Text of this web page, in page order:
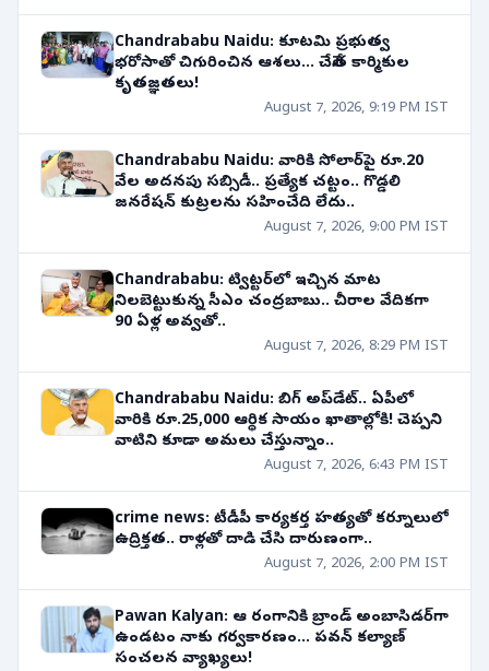
Chandrababu Naidu: కూటమి ప్రభుత్వ
భరోసాతో చిగురించిన ఆశలు... చేనేత కార్మికుల
కృతజ్ఞతలు!
August 7, 2026, 9:19 PM IST
Chandrababu Naidu: వారికి సోలార్‌పై రూ.20
వేల అదనపు సబ్సిడీ.. ప్రత్యేక చట్టం.. గొడ్డలి
జనరేషన్ కుట్రలను సహించేది లేదు..
August 7, 2026, 9:00 PM IST
Chandrababu: ట్విట్టర్‌లో ఇచ్చిన మాట
నిలబెట్టుకున్న సీఎం చంద్రబాబు.. చీరాల వేదికగా
90 ఏళ్ల అవ్వతో..
August 7, 2026, 8:29 PM IST
Chandrababu Naidu: బిగ్ అప్‌డేట్.. ఏపీలో
వారికి రూ.25,000 ఆర్థిక సాయం ఖాతాల్లోకి! చెప్పని
వాటిని కూడా అమలు చేస్తున్నాం..
August 7, 2026, 6:43 PM IST
crime news: టీడీపీ కార్యకర్త హత్యతో కర్నూలులో
ఉద్రిక్తత.. రాళ్లతో దాడి చేసి దారుణంగా..
August 7, 2026, 2:00 PM IST
Pawan Kalyan: ఆ రంగానికి బ్రాండ్ అంబాసిడర్‌గా
ఉండటం నాకు గర్వకారణం... పవన్ కల్యాణ్
సంచలన వ్యాఖ్యలు!